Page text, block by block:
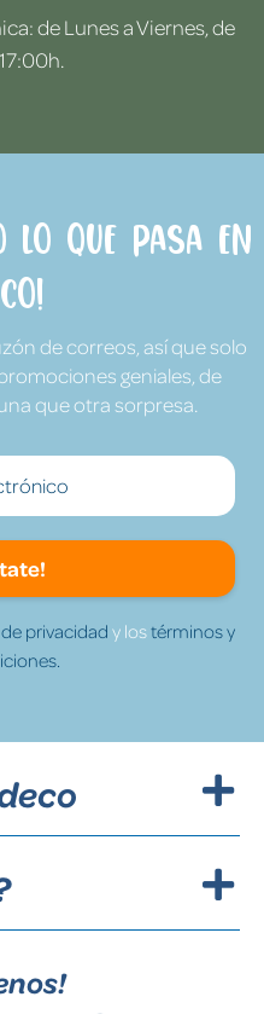
de Lunes a Viernes, de
lo que pasa en
de correos, así que solo
geniales, de
que otra sorpresa.
privacidad y lostérminos y